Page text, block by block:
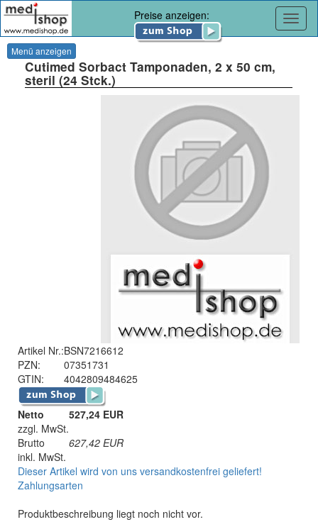
Preise anzeigen:
Menü anzeigen
Cutimed Sorbact Tamponaden, 2 x 50 cm,
steril (24 Stck.)
Artikel Nr.:BSN7216612
PZN:
07351731
GTIN:
4042809484625
Netto
527,24 EUR
zzgl. MwSt.
Brutto
627,42 EUR
inkl. MwSt.
Dieser Artikel wird von uns versandkostenfrei geliefert!
Zahlungsarten
Produktbeschreibung liegt noch nicht vor.